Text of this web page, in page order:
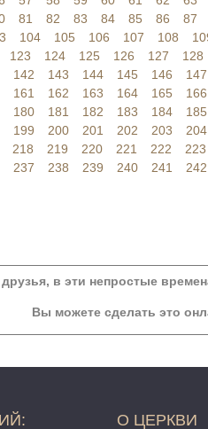
81 82 83 84 85 86 87
104 105 106 107 108
123 124 125 126 127 128
142 143 144 145 146 147
161 162 163 164 165 166
180 181 182 183 184 185
199 200 201 202 203 204
218 219 220 221 222 223
237 238 239 240 241 242
в эти непростые
Вы можете сделать это
О ЦЕРКВИ